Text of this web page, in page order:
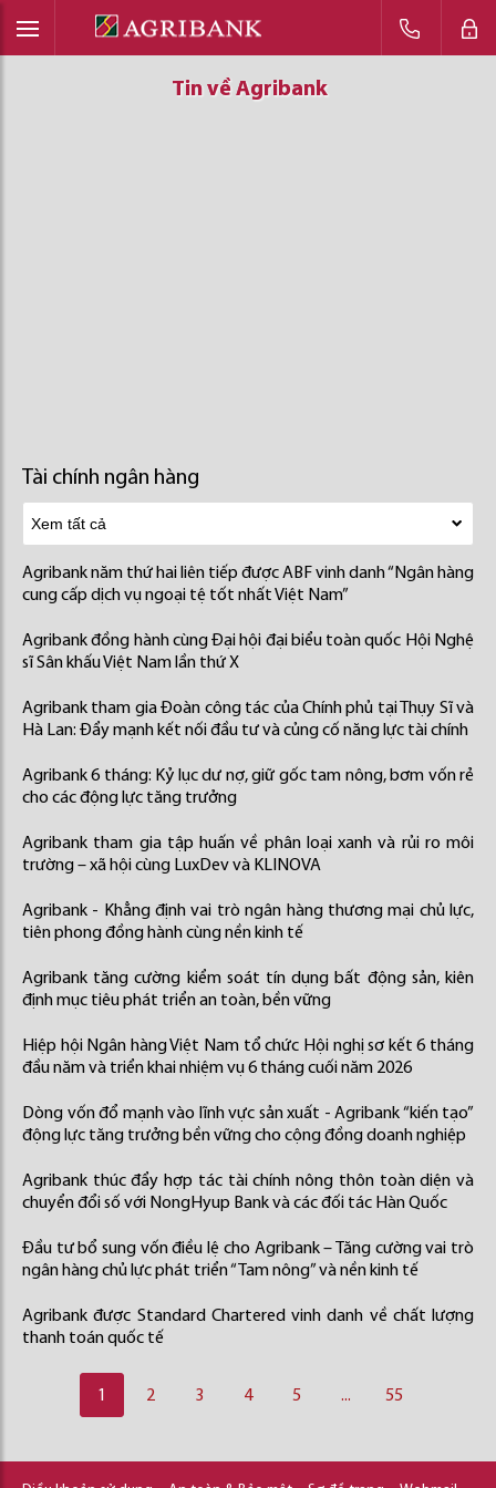
Tin về Agribank
Tin về Agribank
Tin về Agribank
Tài chính ngân hàng
Agribank năm thứ hai liên tiếp được ABF vinh danh “Ngân hàng
cung cấp dịch vụ ngoại tệ tốt nhất Việt Nam”
Agribank đồng hành cùng Đại hội đại biểu toàn quốc Hội Nghệ
sĩ Sân khấu Việt Nam lần thứ X
Agribank tham gia Đoàn công tác của Chính phủ tại Thụy Sĩ và
Hà Lan: Đẩy mạnh kết nối đầu tư và củng cố năng lực tài chính
Agribank 6 tháng: Kỷ lục dư nợ, giữ gốc tam nông, bơm vốn rẻ
cho các động lực tăng trưởng
Agribank tham gia tập huấn về phân loại xanh và rủi ro môi
trường – xã hội cùng LuxDev và KLINOVA
Agribank - Khẳng định vai trò ngân hàng thương mại chủ lực,
tiên phong đồng hành cùng nền kinh tế
Agribank tăng cường kiểm soát tín dụng bất động sản, kiên
định mục tiêu phát triển an toàn, bền vững
Hiệp hội Ngân hàng Việt Nam tổ chức Hội nghị sơ kết 6 tháng
đầu năm và triển khai nhiệm vụ 6 tháng cuối năm 2026
Dòng vốn đổ mạnh vào lĩnh vực sản xuất - Agribank “kiến tạo”
động lực tăng trưởng bền vững cho cộng đồng doanh nghiệp
Agribank thúc đẩy hợp tác tài chính nông thôn toàn diện và
chuyển đổi số với NongHyup Bank và các đối tác Hàn Quốc
Đầu tư bổ sung vốn điều lệ cho Agribank – Tăng cường vai trò
ngân hàng chủ lực phát triển “Tam nông” và nền kinh tế
Agribank được Standard Chartered vinh danh về chất lượng
thanh toán quốc tế
1 2 3 4 5 ... 55